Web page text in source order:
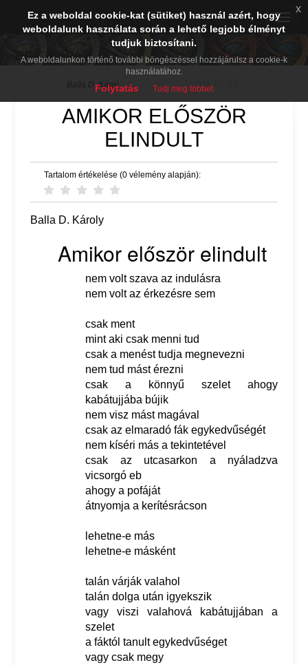
Toggle
BDK PréPost
Balla D. Károj 2011. 03. 03.
AMIKOR ELŐSZÖR
ELINDULT
Tartalom értékelése (0 vélemény alapján):
Balla D. Károly
Amikor először elindult
nem volt szava az indulásra
nem volt az érkezésre sem
csak ment
mint aki csak menni tud
csak a menést tudja megnevezni
nem tud mást érezni
csak a könnyű szelet ahogy
kabátujjába bújik
nem visz mást magával
csak az elmaradó fák egykedvűségét
nem kíséri más a tekintetével
csak az utcasarkon a nyáladzva
vicsorgó eb
ahogy a pofáját
átnyomja a kerítésrácson
lehetne-e más
lehetne-e másként
talán várják valahol
talán dolga után igyekszik
vagy viszi valahová kabátujjában a
szelet
a fáktól tanult egykedvűséget
vagy csak megy
Ez a weboldal cookie-kat (sütiket) használ azért, hogy
weboldalunk használata során a lehető legjobb élményt
tudjuk biztosítani.
A weboldalunkon történő további böngészéssel hozzájárulsz a cookie-k
használatához.
Folytatás Tudj meg többet
x